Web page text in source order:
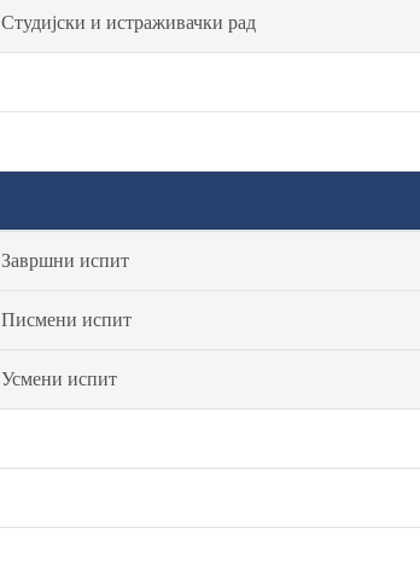
Студијски и истраживачки рад
Завршни испит
Писмени испит
Усмени испит